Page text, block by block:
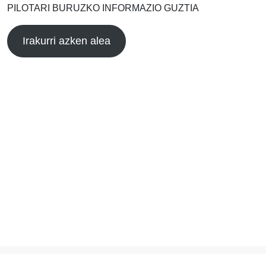
PILOTARI BURUZKO INFORMAZIO GUZTIA
Irakurri azken alea